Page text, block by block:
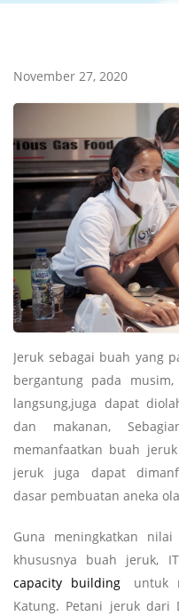
November 27, 2020
Jeruk sebagai buah yang
bergantung pada
langsung,juga dapat
dan makanan,
memanfaatkan buah
jeruk juga dapat
dasar pembuatan aneka
Guna meningkatkan
khususnya buah jeruk,
capacity building
untuk
Katung. Petani jeruk dari